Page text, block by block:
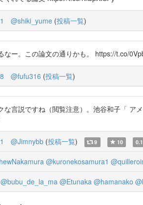
@shiki_yume (投稿一覧)
なー。この論文の通りかも。 https://t.co/
@fufu316 (投稿一覧)
言説ですね（閲覧注意）。池谷和子「 ア
@Jimnybb (投稿一覧) 9 10
@kuronekosamura1
@bubu_de_la_ma @Etunaka @hamanako